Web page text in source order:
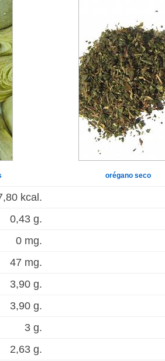
orégano seco
kcal.
0,43 g.
0 mg.
47 mg.
3,90 g.
3,90 g.
3 g.
2,63 g.